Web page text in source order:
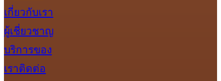
เกี่ยวกับเรา
ผู้เชี่ยวชาญ
บริการของ
เราติดต่อ